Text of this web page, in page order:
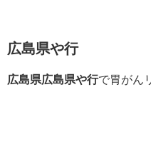
広島県や行
広島県広島県や行で胃がん